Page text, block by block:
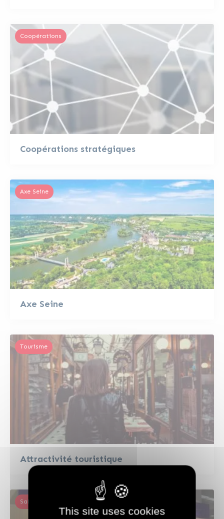
Coopérations stratégiques
Coopérations
Axe Seine
Axe Seine
Attractivité touristique
Tourisme
Salons nationaux et internationaux
This site uses cookies